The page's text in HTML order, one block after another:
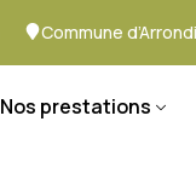
Commune
Nos prestations